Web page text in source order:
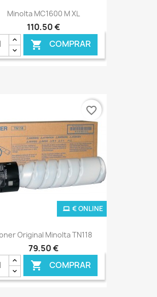
Minolta MC1600 M XL
110,50 €
 COMPRAR
Original Minolta TN118
79,50 €
 COMPRAR
€ ONLINE
favorite_border